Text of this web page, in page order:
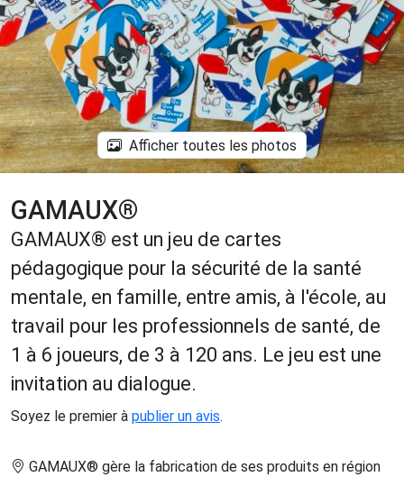
Afficher toutes les photos
GAMAUX®
GAMAUX® est un jeu de cartes
pédagogique pour la sécurité de la santé
mentale, en famille, entre amis, à l'école, au
travail pour les professionnels de santé, de
1 à 6 joueurs, de 3 à 120 ans. Le jeu est une
invitation au dialogue.
Soyez le premier à publier un avis.
GAMAUX® gère la fabrication de ses produits en région